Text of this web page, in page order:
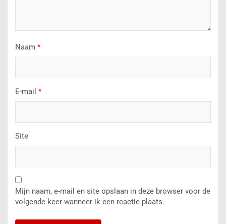
Naam *
E-mail *
Site
Mijn naam, e-mail en site opslaan in deze browser voor de
volgende keer wanneer ik een reactie plaats.